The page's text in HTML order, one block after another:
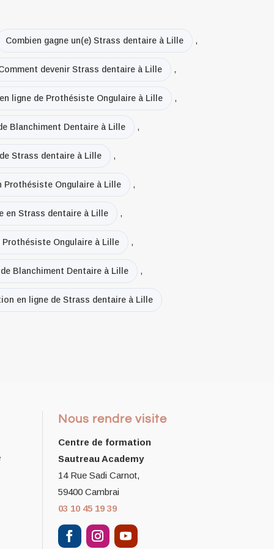
Combien gagne un(e) Strass dentaire à Lille ,
devenir Strass dentaire à Lille ,
ligne de Prothésiste Ongulaire à Lille ,
Blanchiment Dentaire à Lille ,
Strass dentaire à Lille ,
Prothésiste Ongulaire à Lille ,
en Strass dentaire à Lille ,
Ongulaire à Lille ,
Blanchiment Dentaire à Lille ,
en ligne de Strass dentaire à Lille
Nous rendre visite
Centre de formation
Sautreau Academy
14 Rue Sadi Carnot,
59400 Cambrai
03 10 45 19 39